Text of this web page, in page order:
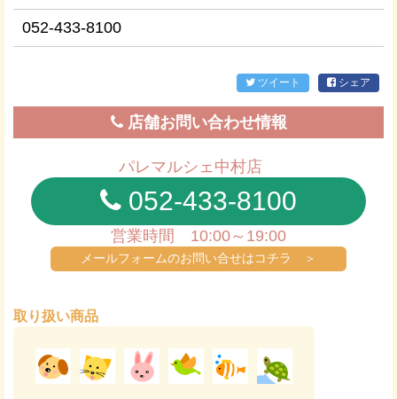
052-433-8100
ツイート シェア
店舗お問い合わせ情報
パレマルシェ中村店
052-433-8100
営業時間 10:00～19:00
メールフォームのお問い合せはコチラ ＞
取り扱い商品